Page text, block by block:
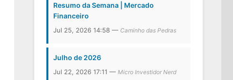
Resumo da Semana | Mercado
Financeiro
Jul 25, 2026 14:58 — Caminho das Pedras
Julho de 2026
Jul 22, 2026 17:11 —Micro Investidor Nerd